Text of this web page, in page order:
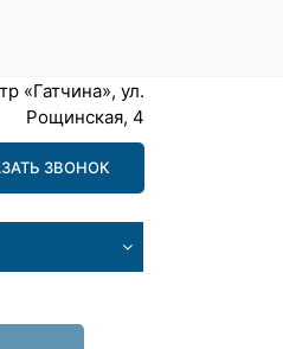
«Гатчина», ул.
Рощинская, 4
ЗВОНОК